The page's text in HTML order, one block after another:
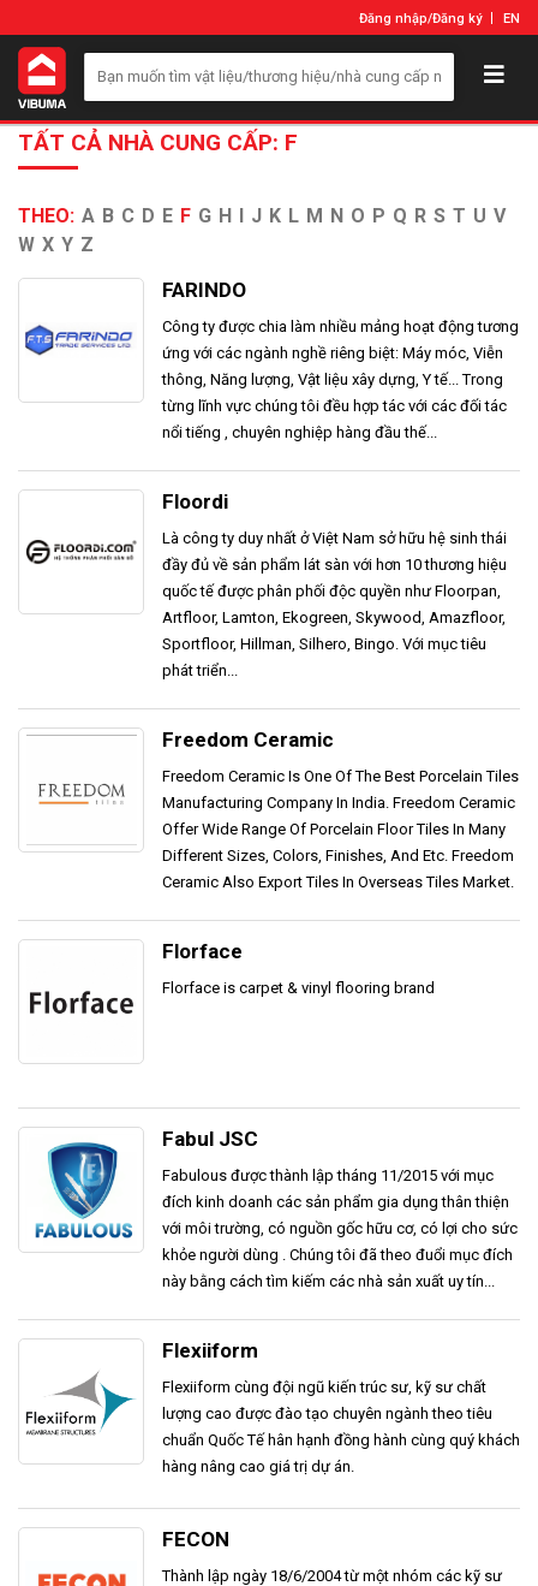
Đăng nhập/Đăng ký EN
TẤT CẢ NHÀ CUNG CẤP: F
THEO: A B C D E F G H I J K L M N O P Q R S T U V
W X Y Z
FARINDO
Công ty được chia làm nhiều mảng hoạt động tương
ứng với các ngành nghề riêng biệt: Máy móc, Viễn
thông, Năng lượng, Vật liệu xây dựng, Y tế... Trong
từng lĩnh vực chúng tôi đều hợp tác với các đối tác
nổi tiếng , chuyên nghiệp hàng đầu thế...
Floordi
Là công ty duy nhất ở Việt Nam sở hữu hệ sinh thái
đầy đủ về sản phẩm lát sàn với hơn 10 thương hiệu
quốc tế được phân phối độc quyền như Floorpan,
Artfloor, Lamton, Ekogreen, Skywood, Amazfloor,
Sportfloor, Hillman, Silhero, Bingo. Với mục tiêu
phát triển...
Freedom Ceramic
Freedom Ceramic Is One Of The Best Porcelain Tiles
Manufacturing Company In India. Freedom Ceramic
Offer Wide Range Of Porcelain Floor Tiles In Many
Different Sizes, Colors, Finishes, And Etc. Freedom
Ceramic Also Export Tiles In Overseas Tiles Market.
Florface
Florface is carpet & vinyl flooring brand
Fabul JSC
Fabulous được thành lập tháng 11/2015 với mục
đích kinh doanh các sản phẩm gia dụng thân thiện
với môi trường, có nguồn gốc hữu cơ, có lợi cho sức
khỏe người dùng . Chúng tôi đã theo đuổi mục đích
này bằng cách tìm kiếm các nhà sản xuất uy tín...
Flexiiform
Flexiiform cùng đội ngũ kiến trúc sư, kỹ sư chất
lượng cao được đào tạo chuyên ngành theo tiêu
chuẩn Quốc Tế hân hạnh đồng hành cùng quý khách
hàng nâng cao giá trị dự án.
FECON
Thành lập ngày 18/6/2004 từ một nhóm các kỹ sư